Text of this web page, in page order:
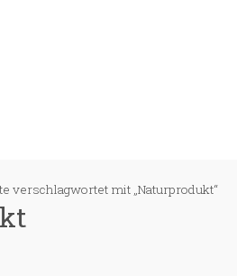
verschlagwortet mit „Naturprodukt“